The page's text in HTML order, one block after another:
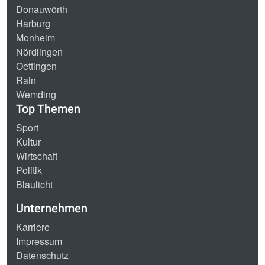
Donauwörth
Harburg
Monheim
Nördlingen
Oettingen
Rain
Wemding
Top Themen
Sport
Kultur
Wirtschaft
Politik
Blaulicht
Unternehmen
Karriere
Impressum
Datenschutz